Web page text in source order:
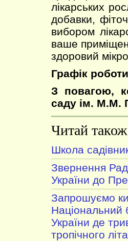
лікарських
добавки,
вибором
ваше
здоровий
Графік
З повагою,
саду ім. М.М.
Читай також
Школа
Звернення
України до
Запрошуємо
Національний
України де
тропічного